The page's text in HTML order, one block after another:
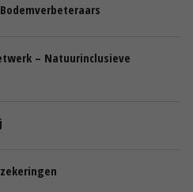
– Natuurinclusieve